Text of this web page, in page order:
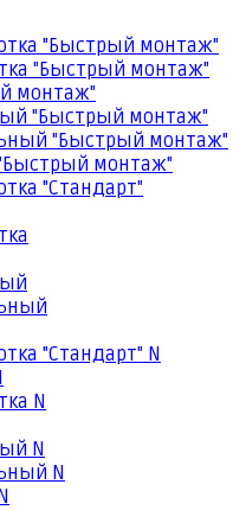
"Быстрый монтаж"
"Быстрый монтаж"
монтаж"
"Быстрый монтаж"
"Быстрый монтаж"
монтаж"
"Стандарт"
"Стандарт" N
N
N
N